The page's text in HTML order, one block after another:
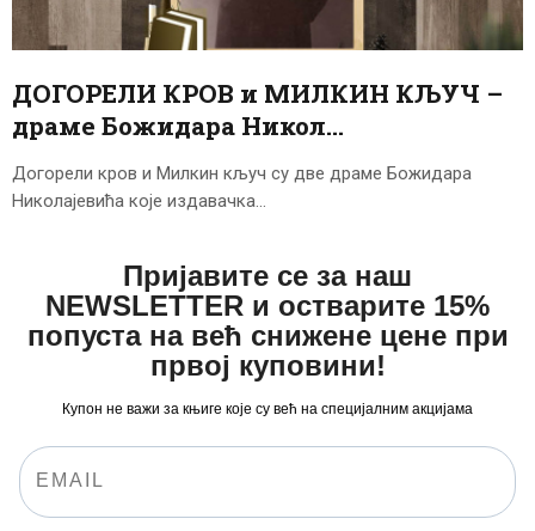
ЦЕНОВНИК
ПИСМО
ДОГОРЕЛИ КРОВ и МИЛКИН КЉУЧ –
драме Божидара Никол…
Догорели кров и Милкин кључ су две драме Божидара
Николајевића које издавачка…
Пријавите се за наш
NEWSLETTER и остварите 15%
попуста на већ снижене цене при
првој куповини!
Купон не важи за књиге које су већ на специјалним акцијама